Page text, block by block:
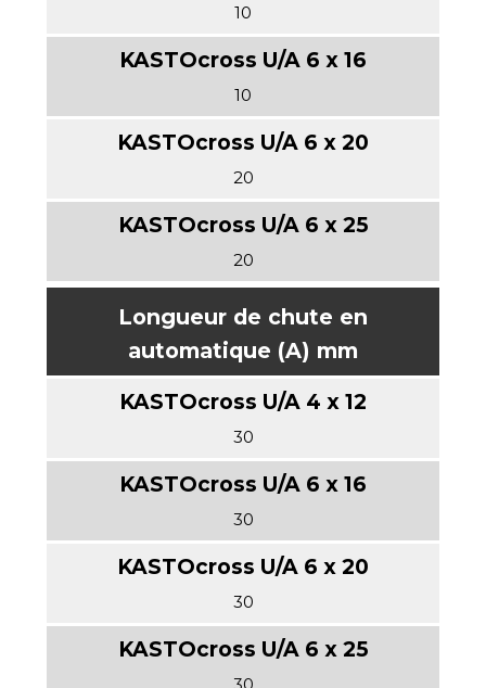
10
10
20
20
Longueur de chute en
automatique (A) mm
30
30
30